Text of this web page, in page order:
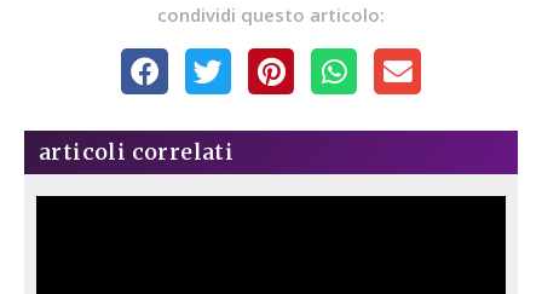
condividi questo articolo:
articoli correlati